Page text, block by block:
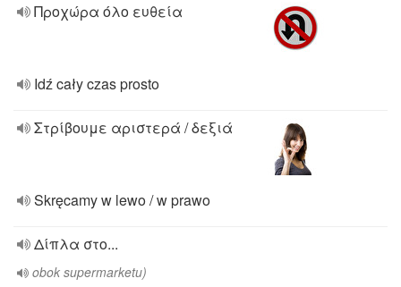
Προχώρα όλο ευθεία
Idź cały czas prosto
Στρίβουμε αριστερά / δεξιά
Skręcamy w lewo / w prawo
Δίπλα στο...
obok supermarketu)